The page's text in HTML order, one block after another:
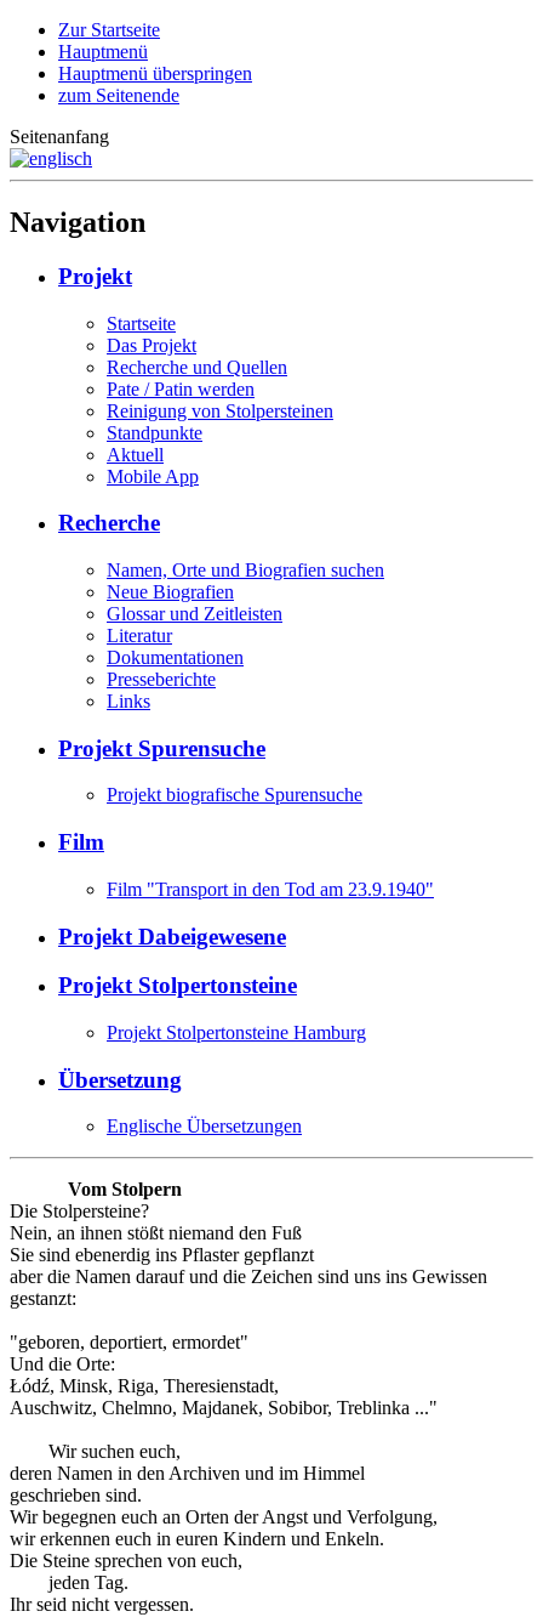
Zur Startseite
Hauptmenü
Hauptmenü überspringen
zum Seitenende
Seitenanfang
Navigation
Projekt
Startseite
Das Projekt
Recherche und Quellen
Pate / Patin werden
Reinigung von Stolpersteinen
Standpunkte
Aktuell
Mobile App
Recherche
Namen, Orte und Biografien suchen
Neue Biografien
Glossar und Zeitleisten
Literatur
Dokumentationen
Presseberichte
Links
Projekt Spurensuche
Projekt biografische Spurensuche
Film
Film "Transport in den Tod am 23.9.1940"
Projekt Dabeigewesene
Projekt Stolpertonsteine
Projekt Stolpertonsteine Hamburg
Übersetzung
Englische Übersetzungen
Vom Stolpern
Die Stolpersteine?
Nein, an ihnen stößt niemand den Fuß
Sie sind ebenerdig ins Pflaster gepflanzt
aber die Namen darauf und die Zeichen sind uns ins Gewissen
gestanzt:
"geboren, deportiert, ermordet"
Und die Orte:
Łódź, Minsk, Riga, Theresienstadt,
Auschwitz, Chelmno, Majdanek, Sobibor, Treblinka ..."
Wir suchen euch,
deren Namen in den Archiven und im Himmel
geschrieben sind.
Wir begegnen euch an Orten der Angst und Verfolgung,
wir erkennen euch in euren Kindern und Enkeln.
Die Steine sprechen von euch,
jeden Tag.
Ihr seid nicht vergessen.